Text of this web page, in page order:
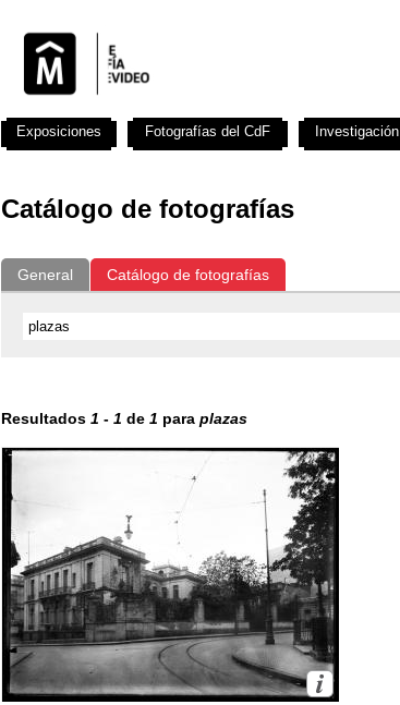
Catálogo de fotografías
General Catálogo de fotografías
Resultados 1 - 1 de 1 para plazas
Exposiciones Fotografías del CdF Investigación